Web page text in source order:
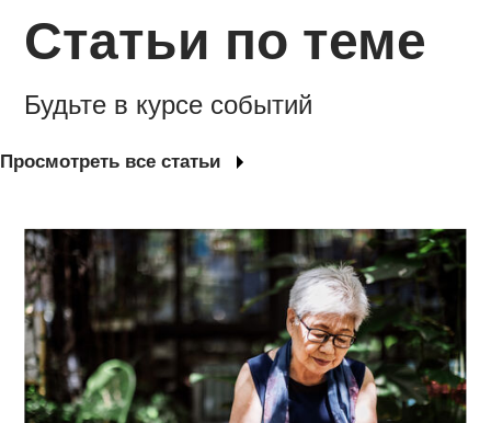
Статьи по теме
Просмотреть все статьи
Будьте в курсе событий